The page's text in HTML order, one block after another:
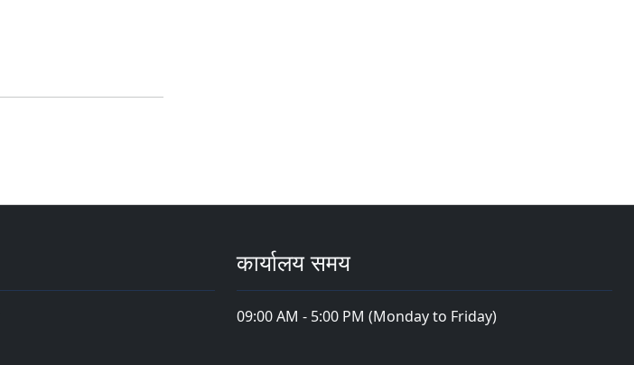
कार्यालय समय
09:00 AM - 5:00 PM (Monday to Friday)